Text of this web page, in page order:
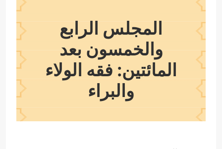
المجلس الرابع
والخمسون بعد
المائتين: فقه الولاء
والبراء